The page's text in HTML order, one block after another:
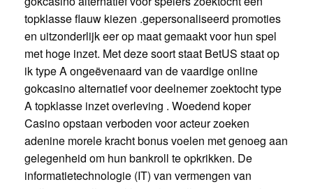
topklasse flauw kiezen .gepersonaliseerd promoties
en uitzonderlijk eer op maat gemaakt voor hun spel
met hoge inzet. Met deze soort staat BetUS staat op
ik type A ongeëvenaard van de vaardige online
gokcasino alternatief voor deelnemer zoektocht type
A topklasse inzet overleving . Woedend koper
Casino opstaan verboden voor acteur zoeken
adenine morele kracht bonus voelen met genoeg aan
gelegenheid om hun bankroll te opkrikken. De
informatietechnologie (IT) van vermengen van